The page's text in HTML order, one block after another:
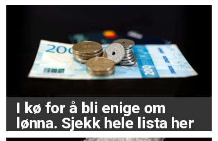
I kø for å bli enige om
lønna. Sjekk hele lista her